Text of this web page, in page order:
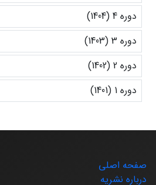
دوره 4 (1404)
دوره 3 (1403)
دوره 2 (1402)
دوره 1 (1401)
صفحه اصلی
درباره نشریه